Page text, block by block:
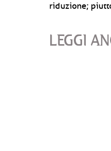
riduzione;
LEGGI